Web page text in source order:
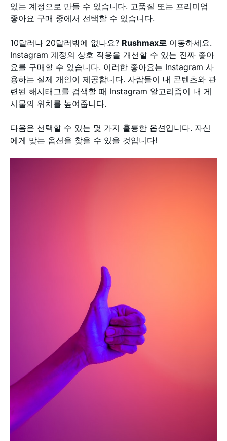
있는 계정으로 만들 수 있습니다. 고품질 또는 프리미엄
좋아요 구매 중에서 선택할 수 있습니다.
10달러나 20달러밖에 없나요? Rushmax로 이동하세요.
Instagram 계정의 상호 작용을 개선할 수 있는 진짜 좋아
요를 구매할 수 있습니다. 이러한 좋아요는 Instagram 사
용하는 실제 개인이 제공합니다. 사람들이 내 콘텐츠와 관
련된 해시태그를 검색할 때 Instagram 알고리즘이 내 게
시물의 위치를 높여줍니다.
다음은 선택할 수 있는 몇 가지 훌륭한 옵션입니다. 자신
에게 맞는 옵션을 찾을 수 있을 것입니다!